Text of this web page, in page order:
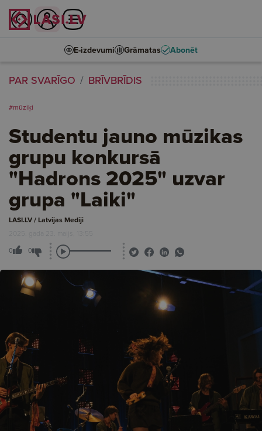
E-izdevumi Grāmatas Abonēt
PAR SVARĪGO BRĪVBRĪDIS
#mūziķi
Studentu jauno mūzikas
grupu konkursā
"Hadrons 2025" uzvar
grupa "Laiki"
LASI.LV / Latvijas Mediji
2025. gada 23. maijs, 13:55
0 0